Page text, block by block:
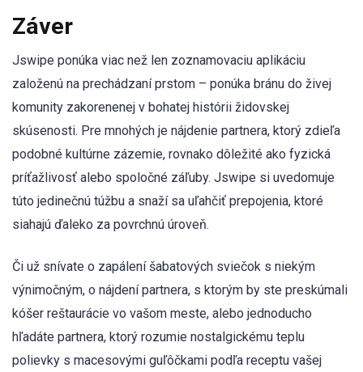
Záver
Jswipe ponúka viac než len zoznamovaciu aplikáciu
založenú na prechádzaní prstom – ponúka bránu do živej
komunity zakorenenej v bohatej histórii židovskej
skúsenosti. Pre mnohých je nájdenie partnera, ktorý zdieľa
podobné kultúrne zázemie, rovnako dôležité ako fyzická
príťažlivosť alebo spoločné záľuby. Jswipe si uvedomuje
túto jedinečnú túžbu a snaží sa uľahčiť prepojenia, ktoré
siahajú ďaleko za povrchnú úroveň.
Či už snívate o zapálení šabatových sviečok s niekým
výnimočným, o nájdení partnera, s ktorým by ste preskúmali
kóšer reštaurácie vo vašom meste, alebo jednoducho
hľadáte partnera, ktorý rozumie nostalgickému teplu
polievky s macesovými guľôčkami podľa receptu vašej